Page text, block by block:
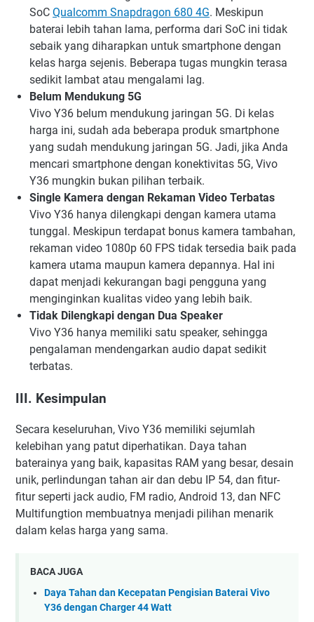
SoC Qualcomm Snapdragon 680 4G. Meskipun
baterai lebih tahan lama, performa dari SoC ini tidak
sebaik yang diharapkan untuk smartphone dengan
kelas harga sejenis. Beberapa tugas mungkin terasa
sedikit lambat atau mengalami lag.
Belum Mendukung 5G
Vivo Y36 belum mendukung jaringan 5G. Di kelas
harga ini, sudah ada beberapa produk smartphone
yang sudah mendukung jaringan 5G. Jadi, jika Anda
mencari smartphone dengan konektivitas 5G, Vivo
Y36 mungkin bukan pilihan terbaik.
Single Kamera dengan Rekaman Video Terbatas
Vivo Y36 hanya dilengkapi dengan kamera utama
tunggal. Meskipun terdapat bonus kamera tambahan,
rekaman video 1080p 60 FPS tidak tersedia baik pada
kamera utama maupun kamera depannya. Hal ini
dapat menjadi kekurangan bagi pengguna yang
menginginkan kualitas video yang lebih baik.
Tidak Dilengkapi dengan Dua Speaker
Vivo Y36 hanya memiliki satu speaker, sehingga
pengalaman mendengarkan audio dapat sedikit
terbatas.
III. Kesimpulan
Secara keseluruhan, Vivo Y36 memiliki sejumlah
kelebihan yang patut diperhatikan. Daya tahan
baterainya yang baik, kapasitas RAM yang besar, desain
unik, perlindungan tahan air dan debu IP 54, dan fitur-
fitur seperti jack audio, FM radio, Android 13, dan NFC
Multifungtion membuatnya menjadi pilihan menarik
dalam kelas harga yang sama.
BACA JUGA
Daya Tahan dan Kecepatan Pengisian Baterai Vivo
Y36 dengan Charger 44 Watt